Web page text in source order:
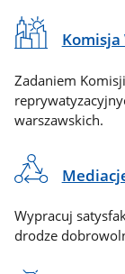
Zadaniem
warszawskich.
Wypracuj
drodze